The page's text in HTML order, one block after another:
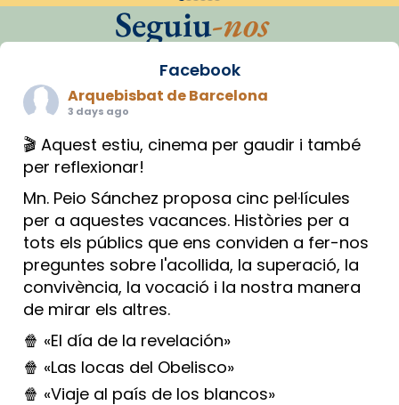
Seguiu-nos
Facebook
Arquebisbat de Barcelona
3 days ago
🎬 Aquest estiu, cinema per gaudir i també
per reflexionar!
Mn. Peio Sánchez proposa cinc pel·lícules
per a aquestes vacances. Històries per a
tots els públics que ens conviden a fer-nos
preguntes sobre l'acollida, la superació, la
convivència, la vocació i la nostra manera
de mirar els altres.
🍿 «El día de la revelación»
🍿 «Las locas del Obelisco»
🍿 «Viaje al país de los blancos»